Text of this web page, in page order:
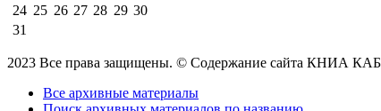
24 25 26 27 28 29 30
31
2023 Все права защищены. © Содержание сайта КНИА
Все архивные материалы